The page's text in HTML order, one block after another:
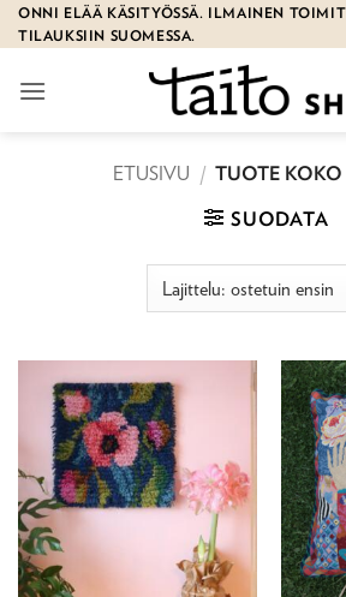
Skip
to
ONNI ELÄÄ KÄSITYÖSSÄ. ILMAINEN
TILAUKSIIN SUOMESSA.
ETUSIVU / TUOTE KOKO
SUODATA